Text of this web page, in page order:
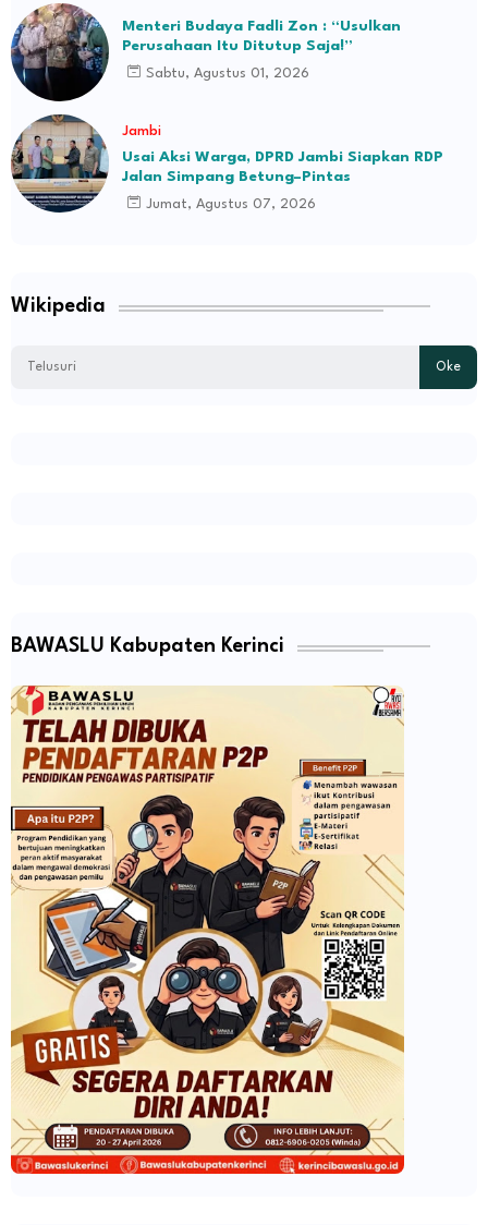
Menteri Budaya Fadli Zon : “Usulkan
Perusahaan Itu Ditutup Saja!”
Sabtu, Agustus 01, 2026
Jambi
Usai Aksi Warga, DPRD Jambi Siapkan RDP
Jalan Simpang Betung–Pintas
Jumat, Agustus 07, 2026
Wikipedia
BAWASLU Kabupaten Kerinci